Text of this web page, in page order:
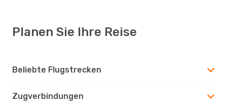
Planen Sie Ihre Reise
Beliebte Flugstrecken
Zugverbindungen